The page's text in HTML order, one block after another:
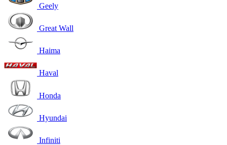
Geely
Great Wall
Haima
Haval
Honda
Hyundai
Infiniti